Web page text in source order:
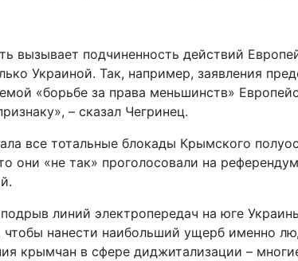
вызывает подчиненность действий
Украиной. Так, например, заявления
«борьбе за права меньшинств»
– сказал Чегринец.
все тотальные блокады Крымского
они «не так» проголосовали на
линий электропередач на юге
чтобы нанести наибольший ущерб именно
крымчан в сфере диджитализации –